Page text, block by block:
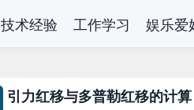
技术经验 工作学习 娱乐爱
引力红移与多普勒红移的计算